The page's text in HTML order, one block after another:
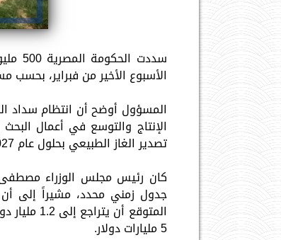
سددت الحكومة المصرية 500 مليون دولار جديدة من المستحقات المتأخرة لشركات
الأسبوع الأخير من فبراير،
المسؤول أوضح أن انتظام سداد
الإنتاج والتوسع في أعمال
تصدير الغاز الطبيعي بحلول عام 2027، بعد تحولها إلى مستورد صافٍ خلال الفترة الأخيرة.
كان رئيس مجلس الوزراء مصطفى
المتوقع
5 مليارات دولار.